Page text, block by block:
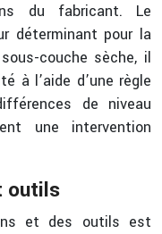
du fabricant. Le
déterminant pour la
couche sèche, il
à l’aide d’une règle
de niveau
une intervention
outils
et des outils est